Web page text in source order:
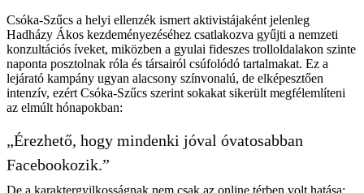
Csóka-Szűcs a helyi ellenzék ismert aktivistájaként jelenleg
Hadházy Ákos kezdeményezéséhez csatlakozva gyűjti a nemzeti
konzultációs íveket, miközben a gyulai fideszes trolloldalakon szinte
naponta posztolnak róla és társairól csúfolódó tartalmakat. Ez a
lejárató kampány ugyan alacsony színvonalú, de elképesztően
intenzív, ezért Csóka-Szűcs szerint sokakat sikerült megfélemlíteni
az elmúlt hónapokban:
„Érezhető, hogy mindenki jóval óvatosabban
Facebookozik.”
De a karaktergyilkosságnak nem csak az online térben volt hatása: